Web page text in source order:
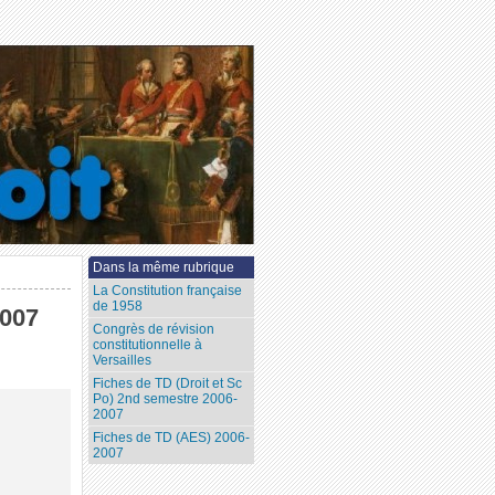
Dans la même rubrique
La Constitution française
de 1958
Congrès de révision
constitutionnelle à
Versailles
Fiches de TD (Droit et Sc
Po) 2nd semestre 2006-
2007
Fiches de TD (AES) 2006-
2007